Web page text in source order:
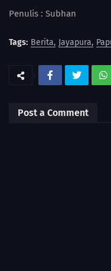
Penulis : Subhan
Tags: Berita Jayapura
Post a Comment